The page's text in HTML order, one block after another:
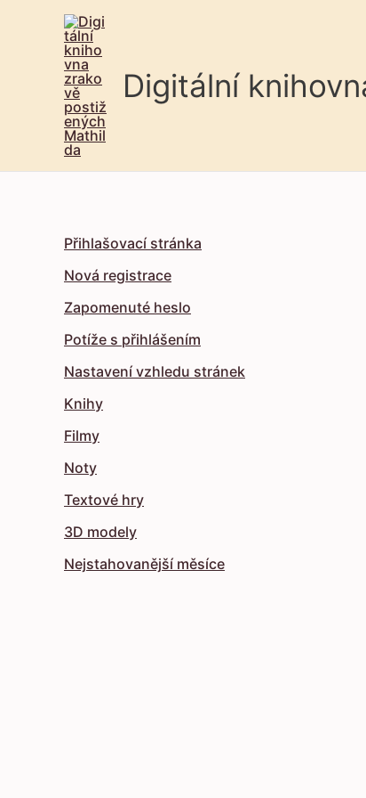
Digitální
Přihlašovací stránka
Nová registrace
Zapomenuté heslo
Potíže s přihlášením
Nastavení vzhledu stránek
Knihy
Filmy
Noty
Textové hry
3D modely
Nejstahovanější měsíce